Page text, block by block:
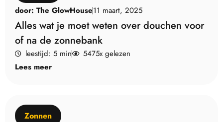
door: The GlowHouse11 maart, 2025
Alles wat je moet weten over douchen voor
of na de zonnebank
leestijd: 5 min
5475x gelezen
Lees meer
Zonnen